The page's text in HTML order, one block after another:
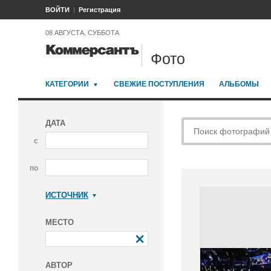
ВОЙТИ Регистрация
08 АВГУСТА, СУББОТА
Фото
КАТЕГОРИИ СВЕЖИЕ ПОСТУПЛЕНИЯ АЛЬБОМЫ
ДАТА
с
по
ИСТОЧНИК
МЕСТО
АВТОР